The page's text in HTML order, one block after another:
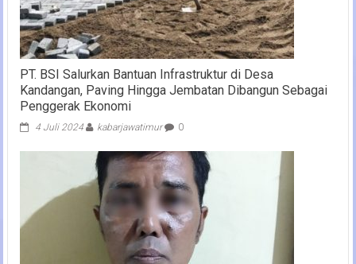
PT. BSI Salurkan Bantuan Infrastruktur di Desa
Kandangan, Paving Hingga Jembatan Dibangun Sebagai
Penggerak Ekonomi
4 Juli 2024 kabarjawatimur 0